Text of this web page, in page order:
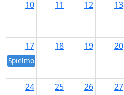
10 11 12 13
17
Spielmobil an der Schule in Durach
18 19 20
24 25 26 27